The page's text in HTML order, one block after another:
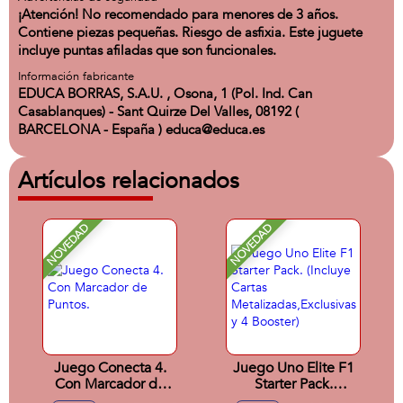
¡Atención! No recomendado para menores de 3 años.
Contiene piezas pequeñas. Riesgo de asfixia. Este juguete
incluye puntas afiladas que son funcionales.
Información fabricante
EDUCA BORRAS, S.A.U. , Osona, 1 (Pol. Ind. Can
Casablanques) - Sant Quirze Del Valles, 08192 (
BARCELONA - España ) educa@educa.es
Artículos relacionados
NOVEDAD
Juego Conecta 4.
Con Marcador de
NOVEDAD
Juego Uno Elite F1
Starter Pack.